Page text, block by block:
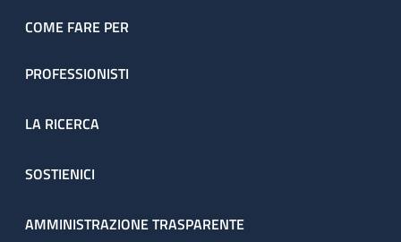
COME FARE PER
PROFESSIONISTI
LA RICERCA
SOSTIENICI
AMMINISTRAZIONE TRASPARENTE